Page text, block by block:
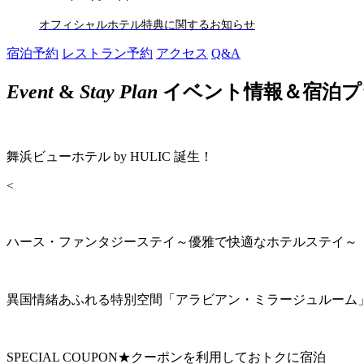
オフィシャルホテル特典に関するお知らせ
宿泊予約 レストラン予約 アクセス Q&A
Event& Stay Plan イベント情報＆宿泊
舞浜ビューホテル by HULIC 誕生！
<
ハース・ファンタジーステイ～優雅で快適なホテルステイ～
異国情緒あふれる特別空間「アラビアン・ミラージュルーム
SPECIAL COUPON★クーポンを利用しておトクに宿泊